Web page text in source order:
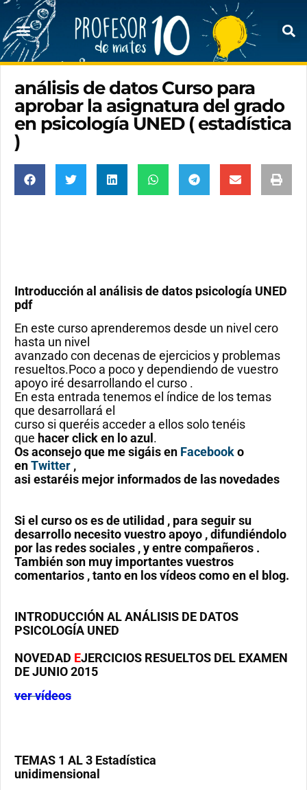
análisis de datos Curso para
aprobar la asignatura del grado
en psicología UNED ( estadística
)
Introducción al análisis de datos psicología UNED
pdf
En este curso aprenderemos desde un nivel cero
hasta un nivel
avanzado con decenas de ejercicios y problemas
resueltos.Poco a poco y dependiendo de vuestro
apoyo iré desarrollando el curso .
En esta entrada tenemos el índice de los temas
que desarrollará el
curso si queréis acceder a ellos solo tenéis
que hacer click en lo azul .
Os aconsejo que me sigáis en Facebooko
enTwitter ,
asi estaréis mejor informados de las novedades
Si el curso os es de utilidad , para seguir su
desarrollo necesito vuestro apoyo , difundiéndolo
por las redes sociales , y entre compañeros .
También son muy importantes vuestros
comentarios , tanto en los vídeos como en el blog.
INTRODUCCIÓN AL ANÁLISIS DE DATOS
PSICOLOGÍA UNED
NOVEDAD EJERCICIOS RESUELTOS DEL EXAMEN
DE JUNIO 2015
ver vídeos
TEMAS 1 AL 3 Estadística
unidimensional